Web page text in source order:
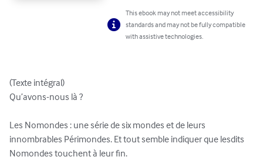
This ebook may not meet accessibility
standards and may not be fully compatible
with assistive technologies.
(Texte intégral)
Qu’avons-nous là ?
Les Nomondes : une série de six mondes et de leurs
innombrables Périmondes. Et tout semble indiquer que lesdits
Nomondes touchent à leur fin.